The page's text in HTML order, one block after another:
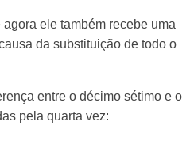
ele também recebe uma
da substituição de todo o
entre o décimo sétimo e o
pela quarta vez: